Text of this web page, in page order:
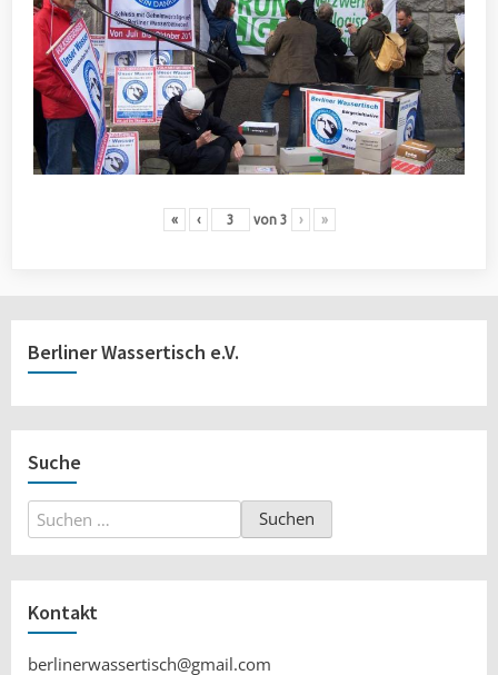
« ‹ von 3 › »
Berliner Wassertisch e.V.
Suche
Suchen
nach:
Kontakt
berlinerwassertisch@gmail.com